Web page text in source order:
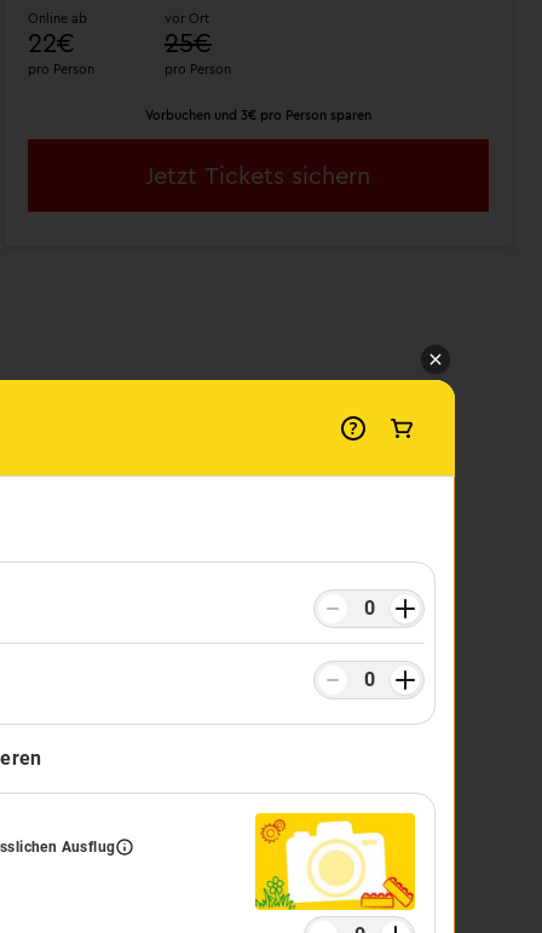
Online ab
22€
pro Person
vor Ort
25€
pro Person
Vorbuchen und 3€ pro Person sparen
Jetzt Tickets sichern